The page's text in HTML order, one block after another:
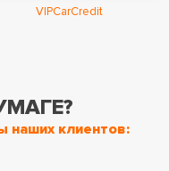
VIPCarCredit
наших клиентов: